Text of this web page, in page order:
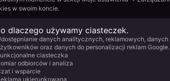
konwersji
na sprzedaż
jak Liberty Motors